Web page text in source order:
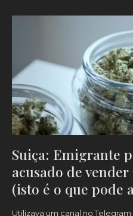
Suiça: Emigrante
acusado de
(isto é o que pode
Utilizava um canal no